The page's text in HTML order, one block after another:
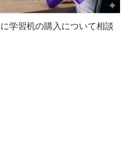
学習机の購入について相談